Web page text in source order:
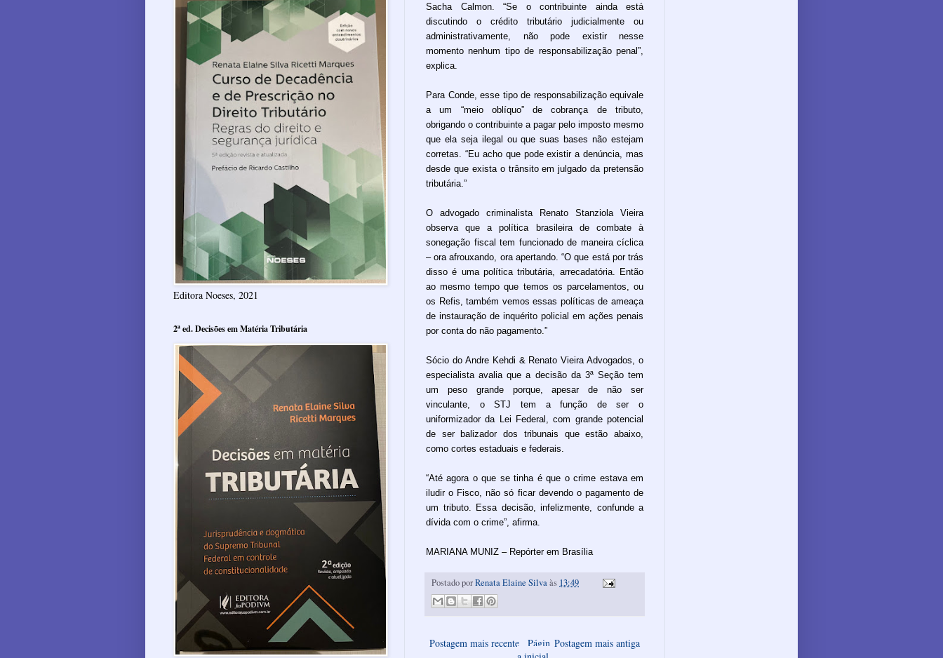
Sacha Calmon. “Se o contribuinte ainda está
discutindo o crédito tributário judicialmente ou
administrativamente, não pode existir nesse
momento nenhum tipo de responsabilização penal”,
explica.
Para Conde, esse tipo de responsabilização equivale
a um “meio oblíquo” de cobrança de tributo,
obrigando o contribuinte a pagar pelo imposto mesmo
que ela seja ilegal ou que suas bases não estejam
corretas. “Eu acho que pode existir a denúncia, mas
desde que exista o trânsito em julgado da pretensão
tributária.”
O advogado criminalista Renato Stanziola Vieira
observa que a política brasileira de combate à
sonegação fiscal tem funcionado de maneira cíclica
– ora afrouxando, ora apertando. “O que está por trás
disso é uma política tributária, arrecadatória. Então
ao mesmo tempo que temos os parcelamentos, ou
os Refis, também vemos essas políticas de ameaça
de instauração de inquérito policial em ações penais
por conta do não pagamento.”
Sócio do Andre Kehdi & Renato Vieira Advogados, o
especialista avalia que a decisão da 3ª Seção tem
um peso grande porque, apesar de não ser
vinculante, o STJ tem a função de ser o
uniformizador da Lei Federal, com grande potencial
de ser balizador dos tribunais que estão abaixo,
como cortes estaduais e federais.
“Até agora o que se tinha é que o crime estava em
iludir o Fisco, não só ficar devendo o pagamento de
um tributo. Essa decisão, infelizmente, confunde a
dívida com o crime”, afirma.
MARIANA MUNIZ – Repórter em Brasília
Postado porRenata Elaine Silvaàs 13:49
Postagem mais recente Postagem mais antiga
Págin
Editora Noeses, 2021
2ª ed. Decisões em Matéria Tributária